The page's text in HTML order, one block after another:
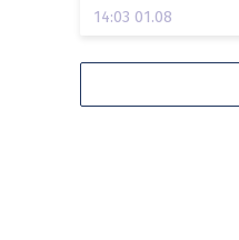
14:03 01.08